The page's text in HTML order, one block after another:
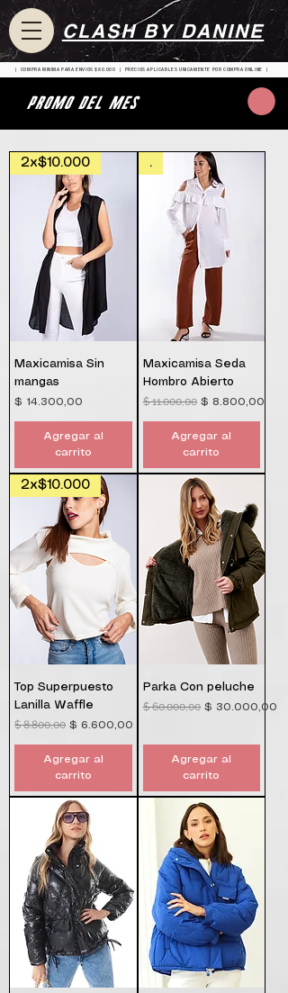
| COMPRA MINIMA PARA ENVIOS $80.000 | PRECIOS APLICABLES UNICAMENTE POR COMPRA ONLINE |
CLASH BY DANINE
PROMO del mes
2x$10.000
Maxicamisa Sin
mangas
Precio
$ 14.300,00
Agregar al
carrito
.
Maxicamisa Seda
Hombro Abierto
Precio
$ 11.000,00 Precio de oferta
$ 8.800,00
Agregar al
carrito
2x$10.000
Top Superpuesto
Lanilla Waffle
Precio
$ 8.800,00 Precio de oferta
$ 6.600,00
Agregar al
carrito
Parka Con peluche
Precio
$ 60.000,00 Precio de oferta
$ 30.000,00
Agregar al
carrito